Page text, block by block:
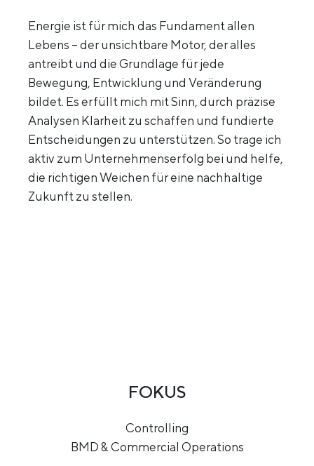
Energie ist für mich das Fundament allen
Lebens – der unsichtbare Motor, der alles
antreibt und die Grundlage für jede
Bewegung, Entwicklung und Veränderung
bildet. Es erfüllt mich mit Sinn, durch präzise
Analysen Klarheit zu schaffen und fundierte
Entscheidungen zu unterstützen. So trage ich
aktiv zum Unternehmenserfolg bei und helfe,
die richtigen Weichen für eine nachhaltige
Zukunft zu stellen.
FOKUS
Controlling
BMD & Commercial Operations